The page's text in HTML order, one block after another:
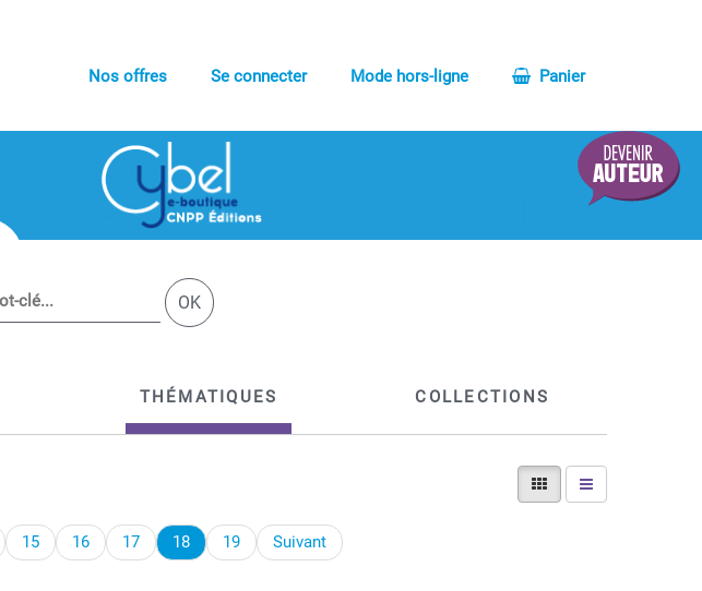
Nos offres Se connecter Mode hors-ligne Panier
OK
THÉMATIQUES COLLECTIONS
15 16 17 18 19 Suivant